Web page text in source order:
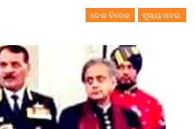
ଦେଶ ବିଦେଶ ମୁଖ୍ୟ ଖବର